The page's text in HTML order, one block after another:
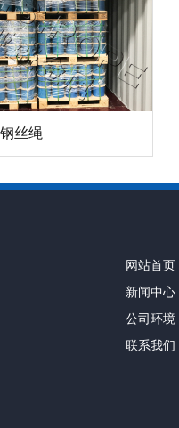
丝绳
网站首页
新闻中心
公司环境
联系我们